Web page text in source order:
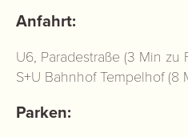
Anfahrt:
U6, Paradestraße (3 Min zu
S+U Bahnhof Tempelhof (8
Parken: